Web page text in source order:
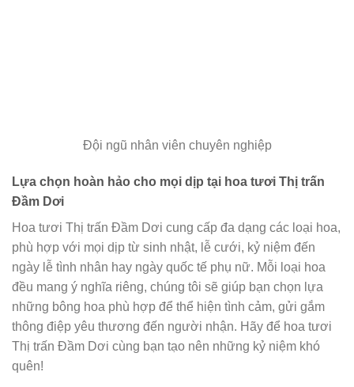
Đội ngũ nhân viên chuyên nghiệp
Lựa chọn hoàn hảo cho mọi dịp tại hoa tươi Thị trấn
Đầm Dơi
Hoa tươi Thị trấn Đầm Dơi cung cấp đa dạng các loại hoa,
phù hợp với mọi dịp từ sinh nhật, lễ cưới, kỷ niệm đến
ngày lễ tình nhân hay ngày quốc tế phụ nữ. Mỗi loại hoa
đều mang ý nghĩa riêng, chúng tôi sẽ giúp bạn chọn lựa
những bông hoa phù hợp để thể hiện tình cảm, gửi gắm
thông điệp yêu thương đến người nhận. Hãy để hoa tươi
Thị trấn Đầm Dơi cùng bạn tạo nên những kỷ niệm khó
quên!